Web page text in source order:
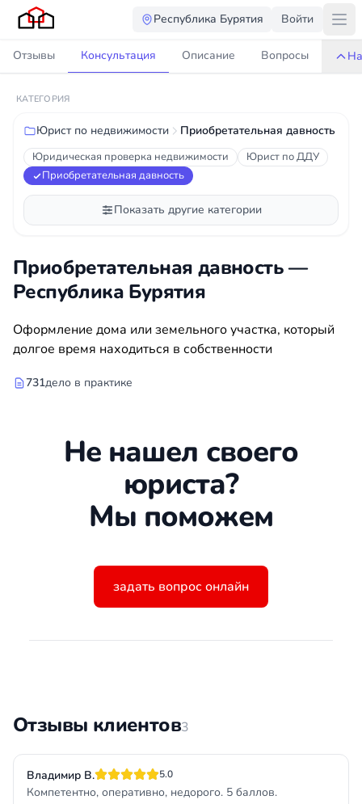
Республика Бурятия Войти
Отзывы Консультация Описание Вопросы
КАТЕГОРИЯ
Юрист по недвижимости Приобретательная давность
Юридическая проверка недвижимости
Юрист по ДДУ
Приобретательная давность
Показать другие категории
Приобретательная давность —
Республика Бурятия
Оформление дома или земельного участка, который
долгое время находиться в собственности
731дело в практике
Не нашел своего
юриста?
Мы поможем
задать вопрос онлайн
Отзывы клиентов3
Владимир В. 5.0
Компетентно, оперативно, недорого. 5 баллов.